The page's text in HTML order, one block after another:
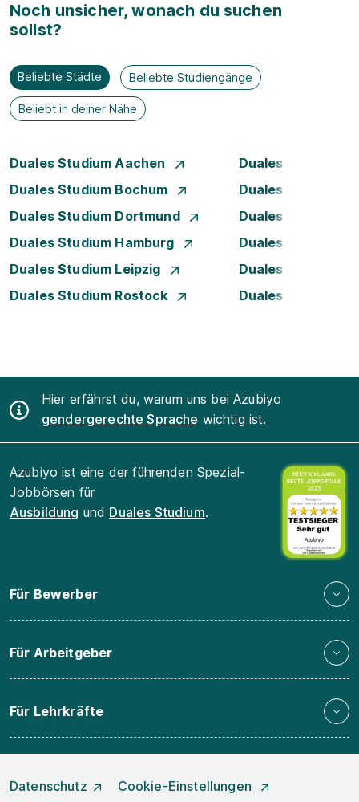
Noch unsicher, wonach du suchen
sollst?
Beliebte Städte Beliebte Studiengänge
Beliebt in deiner Nähe
Duales Studium Aachen
Duales Studium
Duales Studium Bochum
Duales Studium
Duales Studium Dortmund
Duales Studium
Duales Studium Hamburg
Duales Studium
Duales Studium Leipzig
Duales Studium
Duales Studium Rostock
Duales Studium
Hier erfährst du, warum uns bei Azubiyo
gendergerechte Sprache wichtig ist.
Azubiyo ist eine der führenden Spezial-
Jobbörsen für
Ausbildung und Duales Studium.
Für Bewerber
Für Arbeitgeber
Für Lehrkräfte
Datenschutz Cookie-Einstellungen